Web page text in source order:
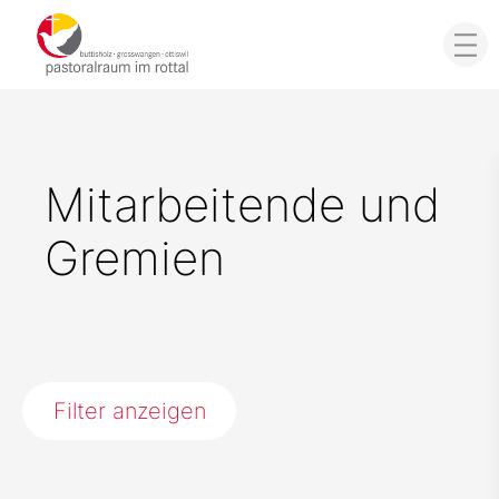
Mitarbeitende und
Gremien
Filter anzeigen